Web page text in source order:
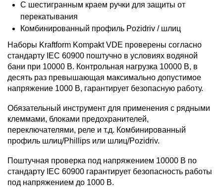
С шестигранным краем ручки для защиты от
перекатывания
Комбинированный профиль Pozidriv / шлиц
Наборы Kraftform Kompakt VDE проверены согласно
стандарту IEC 60900 поштучно в условиях водяной
бани при 10000 B. Контрольная нагрузка 10000 B, в
десять раз превышающая максимально допустимое
напряжение 1000 B, гарантирует безопасную работу.
Обязательный инструмент для применения с рядными
клеммами, блоками предохранителей,
переключателями, реле и т.д. Комбинированный
профиль шлиц/Phillips или шлиц/Pozidriv.
Поштучная проверка под напряжением 10000 В по
стандарту IEC 60900 гарантирует безопасность работы
под напряжением до 1000 B.